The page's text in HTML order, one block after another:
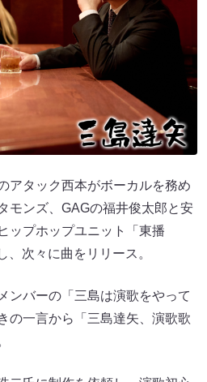
アタック西本がボーカルを務め
モンズ、GAGの福井俊太郎と安
ップホップユニット「東播
、次々に曲をリリース。
ンバーの「三島は演歌をやって
の一言から「三島達矢、演歌歌